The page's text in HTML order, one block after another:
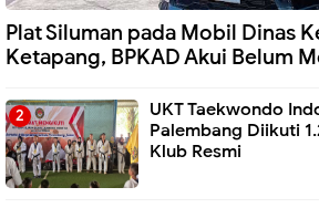
Plat Siluman pada Mobil Dinas
Ketapang, BPKAD Akui Belum
UKT Taekwondo
Palembang Diikuti
Klub Resmi